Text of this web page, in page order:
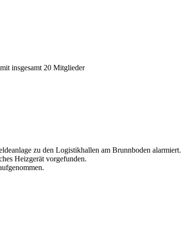
insgesamt 20 Mitglieder
zu den Logistikhallen am Brunnboden alarmiert.
Heizgerät vorgefunden.